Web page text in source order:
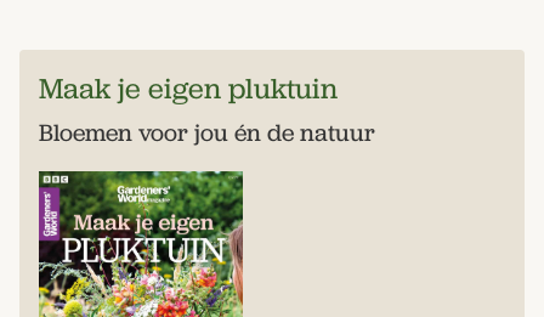
Maak je eigen pluktuin
Bloemen voor jou én de natuur